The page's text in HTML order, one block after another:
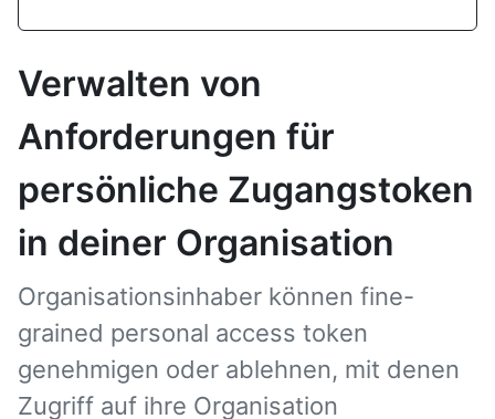
Verwalten von
Anforderungen für
persönliche Zugangstoken
in deiner Organisation
Organisationsinhaber können fine-
grained personal access token
genehmigen oder ablehnen, mit denen
Zugriff auf ihre Organisation